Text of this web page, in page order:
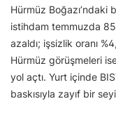
Hürmüz Boğazı’ndaki
istihdam temmuzda
azaldı; işsizlik oranı
Hürmüz görüşmeleri
yol açtı. Yurt içinde
baskısıyla zayıf bir